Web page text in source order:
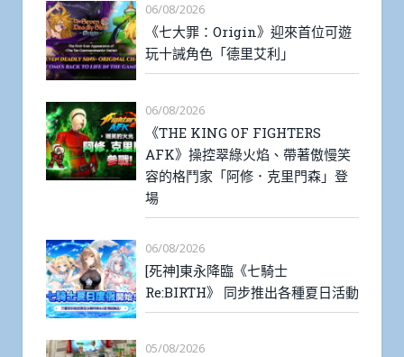
06/08/2026
《七大罪：Origin》迎來首位可遊
玩十誡角色「德里艾利」
06/08/2026
《THE KING OF FIGHTERS
AFK》操控翠綠火焰、帶著傲慢笑
容的格鬥家「阿修．克里門森」登
場
06/08/2026
[死神]東永降臨《七騎士
Re:BIRTH》 同步推出各種夏日活動
05/08/2026